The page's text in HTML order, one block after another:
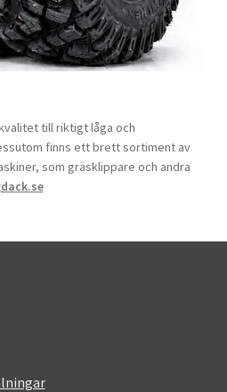
till riktigt låga och
finns ett brett sortiment av
som gräsklippare och andra